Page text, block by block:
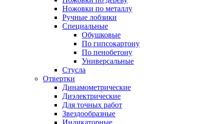
Ножовки по металлу
Ручные лобзики
Специальные
Обушковые
По гипсокартону
По пенобетону
Универсальные
Стусла
Отвертки
Динамометрические
Диэлектрические
Для точных работ
Звездообразные
Индикаторные